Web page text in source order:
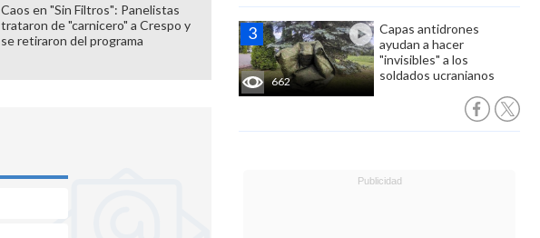
662
Capas antidrones
ayudan a hacer
"invisibles" a los
soldados ucranianos
Caos en "Sin Filtros": Panelistas
trataron de "carnicero" a Crespo y
se retiraron del programa